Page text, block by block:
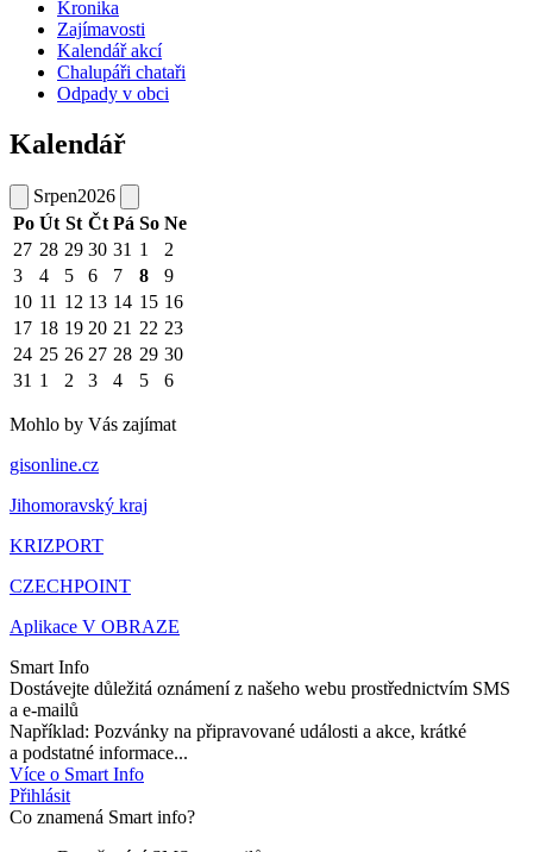
Kronika
Zajímavosti
Kalendář akcí
Chalupáři chataři
Odpady v obci
Kalendář
Srpen2026
Po Út St Čt Pá So Ne
27 28 29 30 31 1
2
3
4 5 6 7 8
9
10 11 12 13 14 15 16
17 18 19 20 21 22 23
24 25 26 27 28 29 30
31 1 2 3 4 5 6
Mohlo by Vás zajímat
gisonline.cz
Jihomoravský kraj
KRIZPORT
CZECHPOINT
Aplikace V OBRAZE
Smart Info
Dostávejte důležitá oznámení z našeho webu prostřednictvím SMS
a e-mailů
Například: Pozvánky na připravované události a akce, krátké
a podstatné informace...
Více o Smart Info
Přihlásit
Co znamená Smart info?